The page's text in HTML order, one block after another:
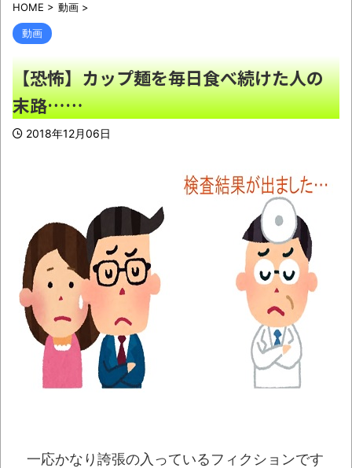
傷害致死罪を狙う方が軽いと話題に
ジで決まってしまうｗｗｗｗNEW!
【群馬】デカいNinja乗りさん、後方確認し
ない軽四に当てられてしまう。NEW!
今年で35だけどもう結婚諦めた方がいい
【やあ】東急ハンズ渋谷店の前にある木
が“くつろぎすぎ”だと話題にｗｗｗ NEW!
【悲痛】溺れた11歳息子を助けようと川へ…
40歳父親が死亡 息子は母親が救助 愛知
NEW!
【大炎上】ふつうの日本人、ガチで滅びそ
う…
NEW!
【悲報】ショートスリーパー堀大輔さん、
「寝た方がいい」などと誹謗中傷され配信中に
の？
NEW!
HOME > 動画 >
動画
【恐怖】カップ麺を毎日食べ続けた人の
末路……
2018年12月06日
一応かなり誇張の入っているフィクションです